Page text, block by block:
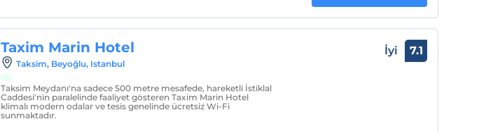
Taxim Marin Hotel
Taksim, Beyoğlu, Istanbul
Taksim Meydanı'na sadece 500 metre mesafede, hareketli İstiklal
Caddesi'nin paralelinde faaliyet gösteren Taxim Marin Hotel
klimalı modern odalar ve tesis genelinde ücretsiz Wi-Fi
sunmaktadır.
İyi 7.1